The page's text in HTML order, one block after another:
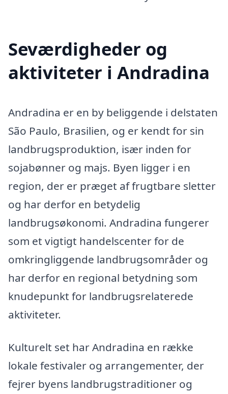
Seværdigheder og
aktiviteter i Andradina
Andradina er en by beliggende i delstaten
São Paulo, Brasilien, og er kendt for sin
landbrugsproduktion, især inden for
sojabønner og majs. Byen ligger i en
region, der er præget af frugtbare sletter
og har derfor en betydelig
landbrugsøkonomi. Andradina fungerer
som et vigtigt handelscenter for de
omkringliggende landbrugsområder og
har derfor en regional betydning som
knudepunkt for landbrugsrelaterede
aktiviteter.
Kulturelt set har Andradina en række
lokale festivaler og arrangementer, der
fejrer byens landbrugstraditioner og